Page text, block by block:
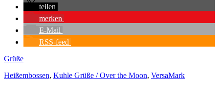
teilen
merken
E-Mail
RSS-feed
Grüße
Heißembossen, Kuhle Grüße / Over the Moon, VersaMark